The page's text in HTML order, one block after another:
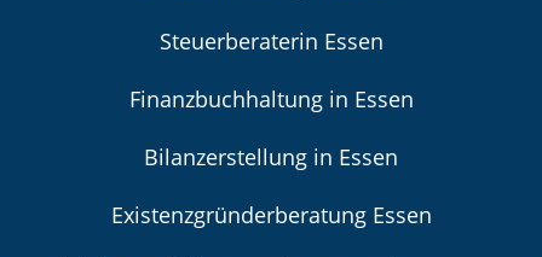
Steuerberaterin Essen
Finanzbuchhaltung in Essen
Bilanzerstellung in Essen
Existenzgründerberatung Essen